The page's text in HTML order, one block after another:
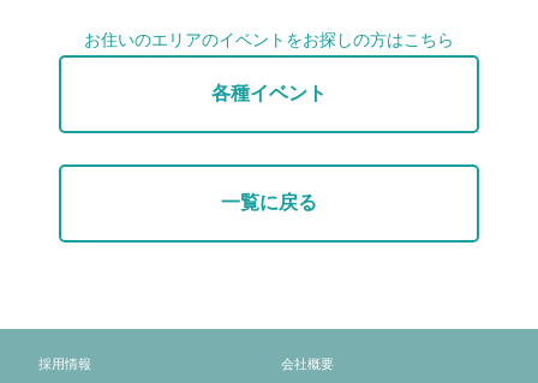
お住いのエリアのイベントをお探しの方はこちら
各種イベント
一覧に戻る
採用情報 会社概要